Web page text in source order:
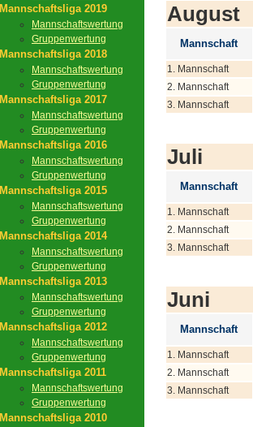
Mannschaftsliga 2019
Mannschaftswertung
Gruppenwertung
Mannschaftsliga 2018
Mannschaftswertung
Gruppenwertung
Mannschaftsliga 2017
Mannschaftswertung
Gruppenwertung
Mannschaftsliga 2016
Mannschaftswertung
Gruppenwertung
Mannschaftsliga 2015
Mannschaftswertung
Gruppenwertung
Mannschaftsliga 2014
Mannschaftswertung
Gruppenwertung
Mannschaftsliga 2013
Mannschaftswertung
Gruppenwertung
Mannschaftsliga 2012
Mannschaftswertung
Gruppenwertung
Mannschaftsliga 2011
Mannschaftswertung
Gruppenwertung
Mannschaftsliga 2010
August
Mannschaft
1. Mannschaft
2. Mannschaft
3. Mannschaft
Juli
Mannschaft
1. Mannschaft
2. Mannschaft
3. Mannschaft
Juni
Mannschaft
1. Mannschaft
2. Mannschaft
3. Mannschaft